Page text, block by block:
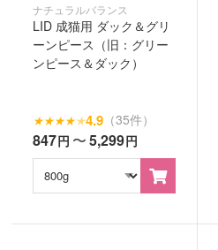
ナチュラルバランス
LID 成猫用 ダック＆グリ
ーンピース（旧：グリー
ンピース＆ダック）
★★★★★4.9 （35件）
847円 〜5,299円